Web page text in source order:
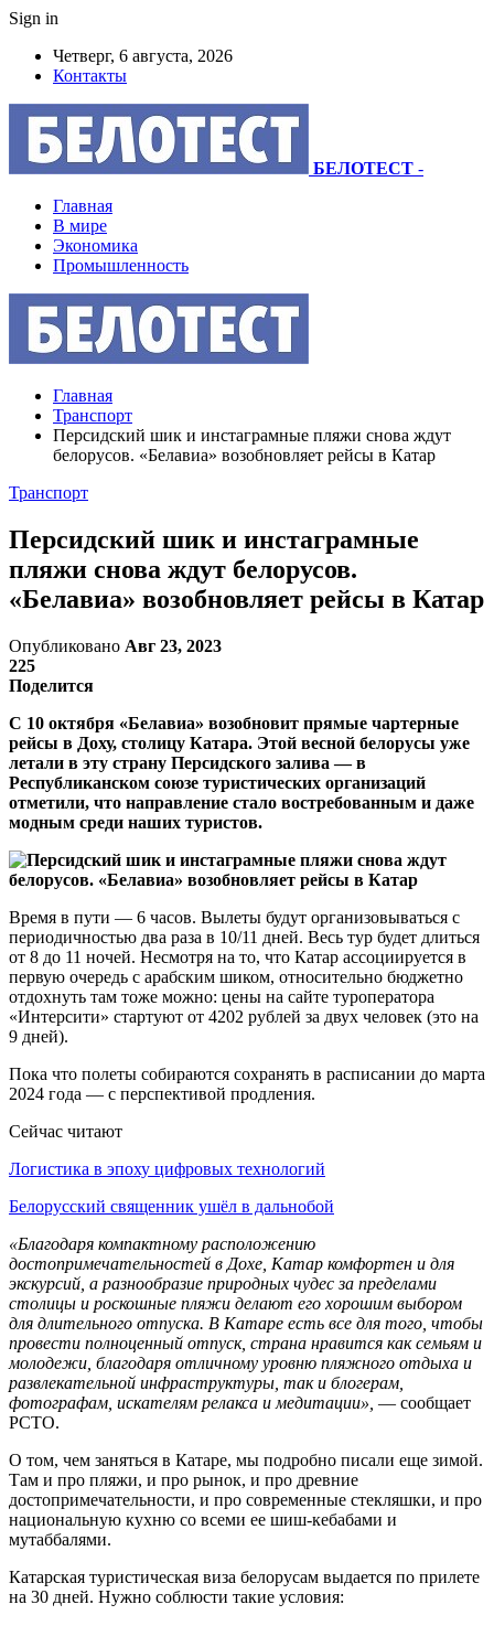
Sign in
Четверг, 6 августа, 2026
Контакты
БЕЛОТЕСТ -
Главная
В мире
Экономика
Промышленность
Главная
Транспорт
Персидский шик и инстаграмные пляжи снова ждут
белорусов. «Белавиа» возобновляет рейсы в Катар
Транспорт
Персидский шик и инстаграмные
пляжи снова ждут белорусов.
«Белавиа» возобновляет рейсы в Катар
Опубликовано Авг 23, 2023
225
Поделится
С 10 октября «Белавиа» возобновит прямые чартерные
рейсы в Доху, столицу Катара. Этой весной белорусы уже
летали в эту страну Персидского залива — в
Республиканском союзе туристических организаций
отметили, что направление стало востребованным и даже
модным среди наших туристов.
Время в пути — 6 часов. Вылеты будут организовываться с
периодичностью два раза в 10/11 дней. Весь тур будет длиться
от 8 до 11 ночей. Несмотря на то, что Катар ассоциируется в
первую очередь с арабским шиком, относительно бюджетно
отдохнуть там тоже можно: цены на сайте туроператора
«Интерсити» стартуют от 4202 рублей за двух человек (это на
9 дней).
Пока что полеты собираются сохранять в расписании до марта
2024 года — с перспективой продления.
Сейчас читают
Логистика в эпоху цифровых технологий
Белорусский священник ушёл в дальнобой
«Благодаря компактному расположению
достопримечательностей в Дохе, Катар комфортен и для
экскурсий, а разнообразие природных чудес за пределами
столицы и роскошные пляжи делают его хорошим выбором
для длительного отпуска. В Катаре есть все для того, чтобы
провести полноценный отпуск, страна нравится как семьям и
молодежи, благодаря отличному уровню пляжного отдыха и
развлекательной инфраструктуры, так и блогерам,
фотографам, искателям релакса и медитации», — сообщает
РСТО.
О том, чем заняться в Катаре, мы подробно писали еще зимой.
Там и про пляжи, и про рынок, и про древние
достопримечательности, и про современные стекляшки, и про
национальную кухню со всеми ее шиш-кебабами и
мутаббалями.
Катарская туристическая виза белорусам выдается по прилете
на 30 дней. Нужно соблюсти такие условия: